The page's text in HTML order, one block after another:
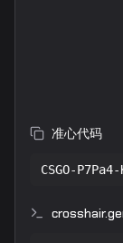
准心代码
CSGO-